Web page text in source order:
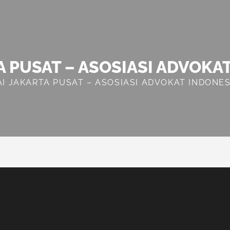
PUSAT – ASOSIASI
JAKARTA PUSAT – ASOSIASI ADVOKAT